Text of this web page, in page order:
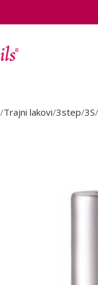
Trajni lakovi 3step 3S